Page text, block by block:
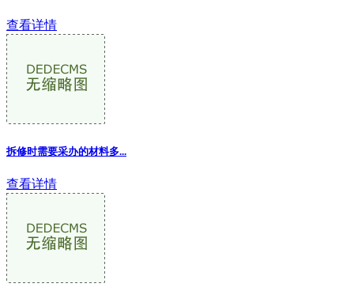
查看详情
拆修时需要采办的材料多...
查看详情